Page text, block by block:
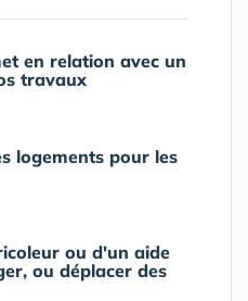
en relation avec un
travaux
logements pour les
ou d'un aide
ou déplacer des